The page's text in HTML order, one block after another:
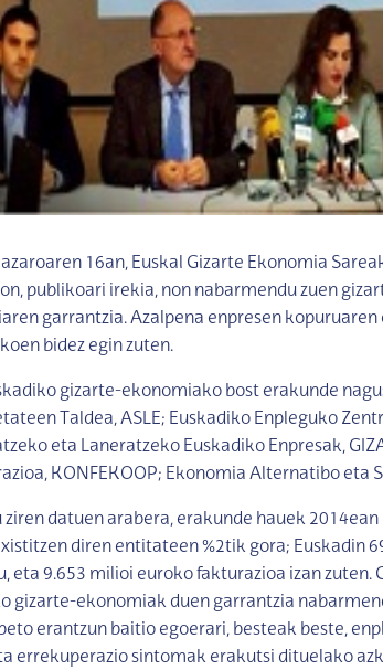
azaroaren 16an, Euskal Gizarte Ekonomia
publikoari irekia, non nabarmendu zuen
garrantzia. Azalpena enpresen
bidez egin zuten.
gizarte-ekonomiako bost erakunde
Taldea, ASLE; Euskadiko Enpleguko
eta Laneratzeko Euskadiko Enpresak,
KONFEKOOP; Ekonomia Alternatibo eta
datuen arabera, erakunde hauek
diren entitateen %2tik gora; Euskadin
eta 9.653 milioi euroko fakturazioa izan zuten.
gizarte-ekonomiak duen garrantzia
erantzun baitio egoerari, besteak beste,
errekuperazio sintomak erakutsi dituelako